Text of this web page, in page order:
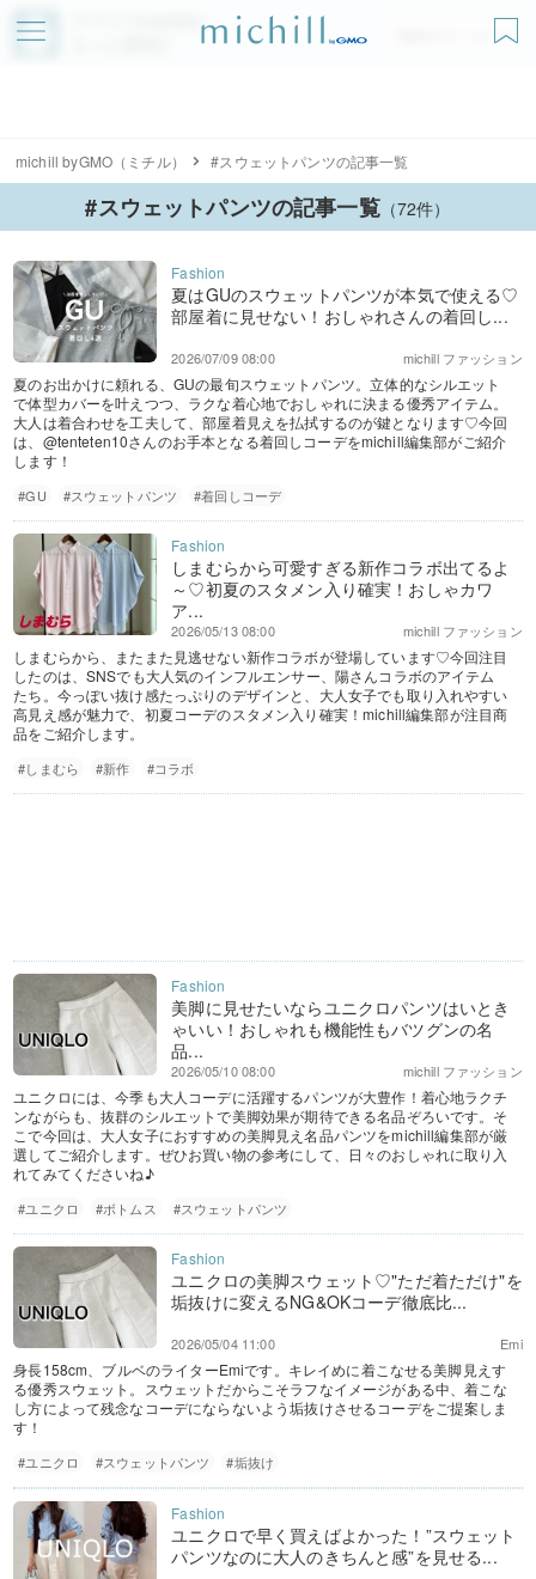
アプリでmichillが
無料ダウンロード
michill byGMO（ミチル） #スウェットパンツの記事一覧
#スウェットパンツの記事一覧（72件）
夏はGUのスウェットパンツが本気で使える♡
部屋着に見せない！おしゃれさんの着回し...
michill ファッション
2026/07/09 08:00
夏のお出かけに頼れる、GUの最旬スウェットパンツ。立体的なシルエット
で体型カバーを叶えつつ、ラクな着心地でおしゃれに決まる優秀アイテム。
大人は着合わせを工夫して、部屋着見えを払拭するのが鍵となります♡今回
は、@tenteten10さんのお手本となる着回しコーデをmichill編集部がご紹介
します！
#GU #スウェットパンツ #着回しコーデ
しまむらから可愛すぎる新作コラボ出てるよ
～♡初夏のスタメン入り確実！おしゃカワ
ア...
michill ファッション
2026/05/13 08:00
しまむらから、またまた見逃せない新作コラボが登場しています♡今回注目
したのは、SNSでも大人気のインフルエンサー、陽さんコラボのアイテム
たち。今っぽい抜け感たっぷりのデザインと、大人女子でも取り入れやすい
高見え感が魅力で、初夏コーデのスタメン入り確実！michill編集部が注目商
品をご紹介します。
#しまむら #新作 #コラボ
美脚に見せたいならユニクロパンツはいとき
ゃいい！おしゃれも機能性もバツグンの名
品...
michill ファッション
2026/05/10 08:00
ユニクロには、今季も大人コーデに活躍するパンツが大豊作！着心地ラクチ
ンながらも、抜群のシルエットで美脚効果が期待できる名品ぞろいです。そ
こで今回は、大人女子におすすめの美脚見え名品パンツをmichill編集部が厳
選してご紹介します。ぜひお買い物の参考にして、日々のおしゃれに取り入
れてみてくださいね♪
#ユニクロ #ボトムス #スウェットパンツ
ユニクロの美脚スウェット♡"ただ着ただけ"を
垢抜けに変えるNG&OKコーデ徹底比...
Emi
2026/05/04 11:00
身長158cm、ブルベのライターEmiです。キレイめに着こなせる美脚見えす
る優秀スウェット。スウェットだからこそラフなイメージがある中、着こな
し方によって残念なコーデにならないよう垢抜けさせるコーデをご提案しま
す！
#ユニクロ #スウェットパンツ #垢抜け
ユニクロで早く買えばよかった！”スウェット
パンツなのに大人のきちんと感”を見せる...